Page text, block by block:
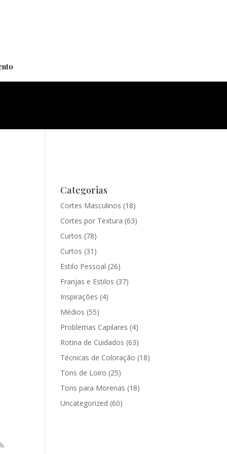
Categorias
Cortes Masculinos (18)
Cortes por Textura (63)
Curtos (78)
Curtos (31)
Estilo Pessoal (26)
Franjas e Estilos (37)
Inspirações (4)
Médios (55)
Problemas Capilares (4)
Rotina de Cuidados (63)
Técnicas de Coloração (18)
Tons de Loiro (25)
Tons para Morenas (18)
Uncategorized (60)